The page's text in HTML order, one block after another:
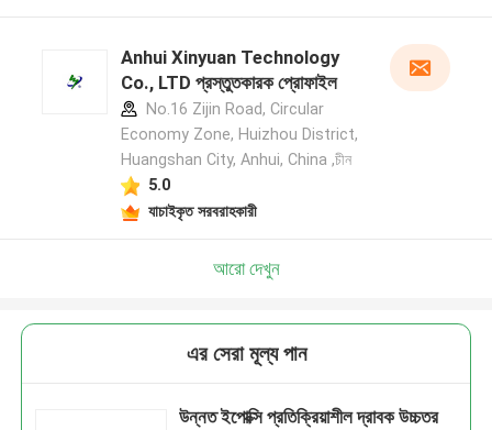
Anhui Xinyuan Technology
Co., LTD প্রস্তুতকারক প্রোফাইল
No.16 Zijin Road, Circular
Economy Zone, Huizhou District,
Huangshan City, Anhui, China ,চীন
5.0
যাচাইকৃত সরবরাহকারী
আরো দেখুন
এর সেরা মূল্য পান
উন্নত ইপোক্সি প্রতিক্রিয়াশীল দ্রাবক উচ্চতর